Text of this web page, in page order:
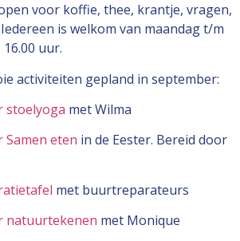
voor koffie, thee, krantje, vragen,
is welkom van maandag t/m
uur.
activiteiten gepland in september:
stoelyoga met Wilma
Samen eten in de Eester. Bereid door
met buurtreparateurs
natuurtekenen met Monique